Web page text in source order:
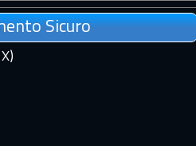
Sicuro